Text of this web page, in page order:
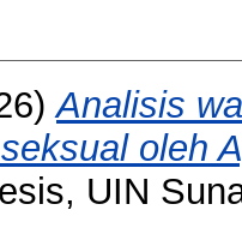
Analisis
oleh
UIN